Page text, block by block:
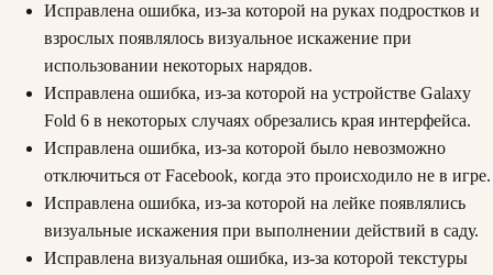
Исправлена ошибка, из-за которой на руках подростков и
взрослых появлялось визуальное искажение при
использовании некоторых нарядов.
Исправлена ошибка, из-за которой на устройстве Galaxy
Fold 6 в некоторых случаях обрезались края интерфейса.
Исправлена ошибка, из-за которой было невозможно
отключиться от Facebook, когда это происходило не в игре.
Исправлена ошибка, из-за которой на лейке появлялись
визуальные искажения при выполнении действий в саду.
Исправлена визуальная ошибка, из-за которой текстуры